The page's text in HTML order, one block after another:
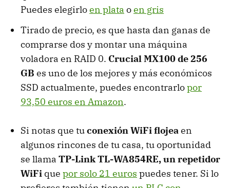
Puedes elegirloen plata oen gris
Tirado de precio, es que hasta dan ganas de
comprarse dos y montar una máquina
voladora en RAID 0. Crucial MX100 de 256
GB es uno de los mejores y más económicos
SSD actualmente, puedes encontrarlopor
93,50 euros en Amazon.
Si notas que tuconexión WiFi flojeaen
algunos rincones de tu casa, tu oportunidad
se llama TP-Link TL-WA854RE, un repetidor
WiFi que por solo 21 euros puedes tener. Si lo